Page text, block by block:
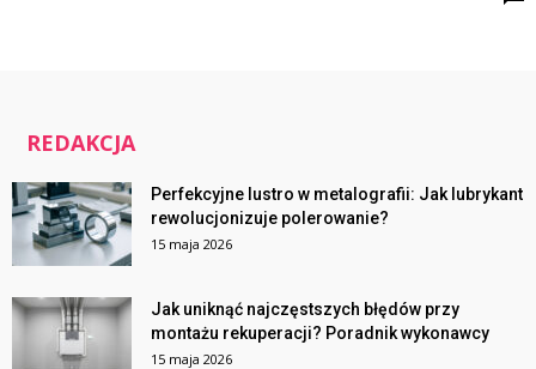
REDAKCJA
Perfekcyjne lustro w metalografii: Jak lubrykant
rewolucjonizuje polerowanie?
15 maja 2026
Jak uniknąć najczęstszych błędów przy
montażu rekuperacji? Poradnik wykonawcy
15 maja 2026